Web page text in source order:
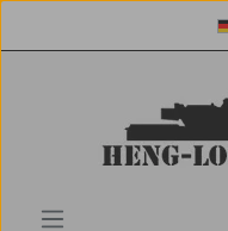
Zum Hauptinhalt